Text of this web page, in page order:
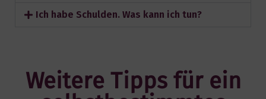
Ich habe Schulden. Was kann ich tun?
Weitere Tipps für ein